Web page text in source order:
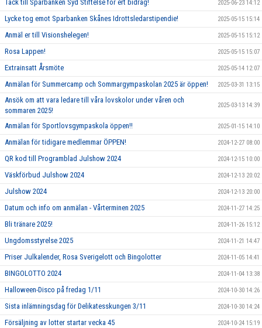
Tack till Sparbanken Syd Stiftelse för ert bidrag! 2025-06-23 14:12
Lycke tog emot Sparbanken Skånes Idrottsledarstipendie! 2025-05-15 15:14
Anmäl er till Visionshelegen! 2025-05-15 15:12
Rosa Lappen! 2025-05-15 15:07
Extrainsatt Årsmöte 2025-05-14 12:07
Anmälan för Summercamp och Sommargympaskolan 2025 är öppen! 2025-03-31 13:15
Ansök om att vara ledare till våra lovskolor under våren och
sommaren 2025!
2025-03-13 14:39
Anmälan för Sportlovsgympaskola öppen!! 2025-01-15 14:10
Anmälan för tidigare medlemmar ÖPPEN! 2024-12-27 08:00
QR kod till Programblad Julshow 2024 2024-12-15 10:00
Väskförbud Julshow 2024 2024-12-13 20:02
Julshow 2024 2024-12-13 20:00
Datum och info om anmälan - Vårterminen 2025 2024-11-27 14:25
Bli tränare 2025! 2024-11-26 15:12
Ungdomsstyrelse 2025 2024-11-21 14:47
Priser Julkalender, Rosa Sverigelott och Bingolotter 2024-11-05 14:41
BINGOLOTTO 2024 2024-11-04 13:38
Halloween-Disco på fredag 1/11 2024-10-30 14:26
Sista inlämningsdag för Delikatesskungen 3/11 2024-10-30 14:24
Försäljning av lotter startar vecka 45 2024-10-24 15:19